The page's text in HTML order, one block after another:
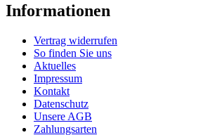
Informationen
Vertrag widerrufen
So finden Sie uns
Aktuelles
Impressum
Kontakt
Datenschutz
Unsere AGB
Zahlungsarten